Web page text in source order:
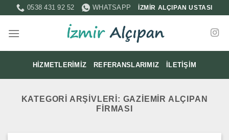
İçeriğe
0538 431 92 52 WHATSAPP İZMİR ALÇIPAN USTASI
HIZMETLERIMIZ REFERANSLARIMIZ İLETIŞIM
KATEGORI ARŞIVLERI: GAZIEMIR ALÇIPAN
FIRMASI